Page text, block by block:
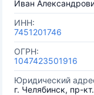
Иван
ИНН:
7451201746
ОГРН:
1047423501916
Юридический
г. Челябинск, пр-